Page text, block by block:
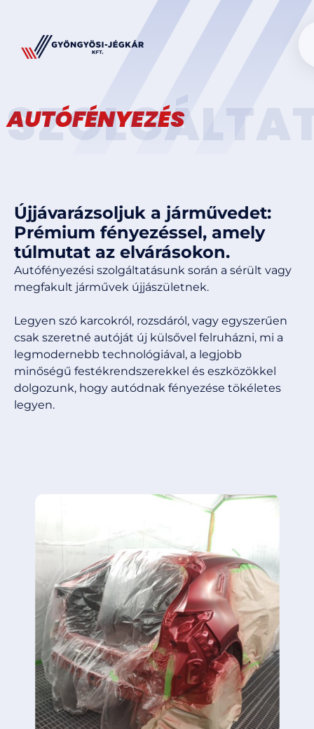
AUTÓFÉNYEZÉS
Újjávarázsoljuk a járművedet:
Prémium fényezéssel, amely
túlmutat az elvárásokon.
Autófényezési szolgáltatásunk során a sérült vagy
megfakult járművek újjászületnek.
Legyen szó karcokról, rozsdáról, vagy egyszerűen
csak szeretné autóját új külsővel felruházni, mi a
legmodernebb technológiával, a legjobb
minőségű festékrendszerekkel és eszközökkel
dolgozunk, hogy autódnak fényezése tökéletes
legyen.